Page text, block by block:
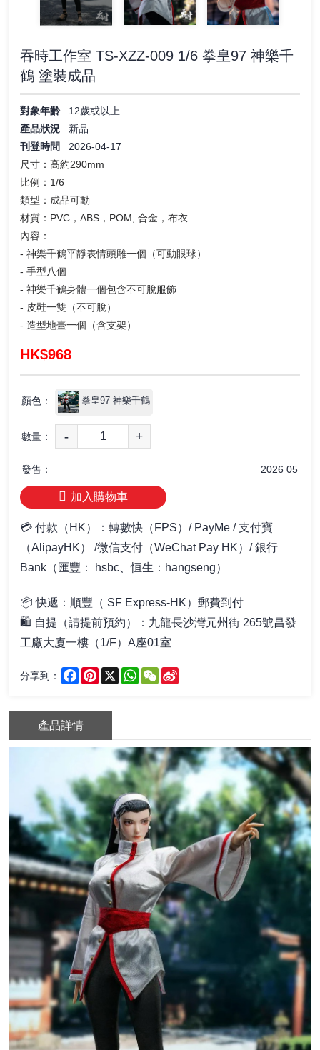
吞時工作室 TS-XZZ-009 1/6 拳皇97 神樂千
鶴 塗裝成品
對象年齡
12歲或以上
產品狀況
新品
刊登時間
2026-04-17
尺寸：高約290mm
比例：1/6
類型：成品可動
材質：PVC，ABS，POM, 合金，布衣
內容：
- 神樂千鶴平靜表情頭雕一個（可動眼球）
- 手型八個
- 神樂千鶴身體一個包含不可脫服飾
- 皮鞋一雙（不可脫）
- 造型地臺一個（含支架）
HK$968
顏色： 拳皇97 神樂千鶴
數量： - +
發售： 2026 05
加入購物車
💳 付款（HK）：轉數快（FPS）/ PayMe / 支付寶
（AlipayHK） /微信支付（WeChat Pay HK）/ 銀行
Bank（匯豐： hsbc、恒生：hangseng）
📦快遞：順豐（ SF Express-HK）郵費到付
🛍️ 自提 （請提前預約） ： 九龍長沙灣元州街 265號昌發
工廠大廈一樓（1/F）A座01室
分享到： Facebook
Pinterest
X WhatsApp
WeChat
產品詳情